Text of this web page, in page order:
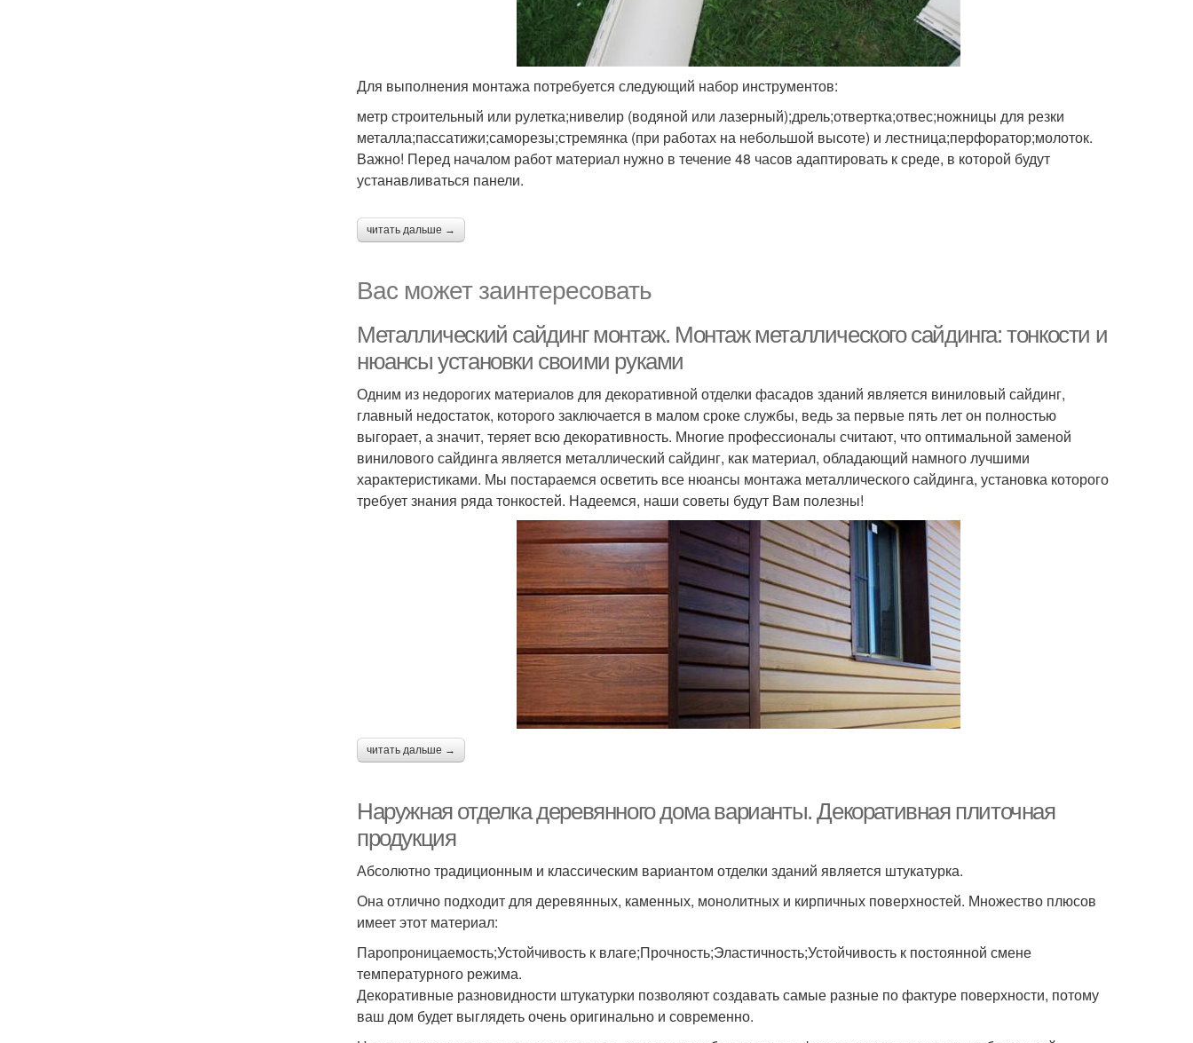
Для выполнения монтажа потребуется следующий набор инструментов:
метр строительный или рулетка;нивелир (водяной или лазерный);дрель;отвертка;отвес;ножницы для резки
металла;пассатижи;саморезы;стремянка (при работах на небольшой высоте) и лестница;перфоратор;молоток.
Важно! Перед началом работ материал нужно в течение 48 часов адаптировать к среде, в которой будут
устанавливаться панели.
читать дальше →
Вас может заинтересовать
Металлический сайдинг монтаж. Монтаж металлического сайдинга: тонкости и
нюансы установки своими руками
Одним из недорогих материалов для декоративной отделки фасадов зданий является виниловый сайдинг,
главный недостаток, которого заключается в малом сроке службы, ведь за первые пять лет он полностью
выгорает, а значит, теряет всю декоративность. Многие профессионалы считают, что оптимальной заменой
винилового сайдинга является металлический сайдинг, как материал, обладающий намного лучшими
характеристиками. Мы постараемся осветить все нюансы монтажа металлического сайдинга, установка которого
требует знания ряда тонкостей. Надеемся, наши советы будут Вам полезны!
читать дальше →
Наружная отделка деревянного дома варианты. Декоративная плиточная
продукция
Абсолютно традиционным и классическим вариантом отделки зданий является штукатурка.
Она отлично подходит для деревянных, каменных, монолитных и кирпичных поверхностей. Множество плюсов
имеет этот материал:
Паропроницаемость;Устойчивость к влаге;Прочность;Эластичность;Устойчивость к постоянной смене
температурного режима.
Декоративные разновидности штукатурки позволяют создавать самые разные по фактуре поверхности, потому
ваш дом будет выглядеть очень оригинально и современно.